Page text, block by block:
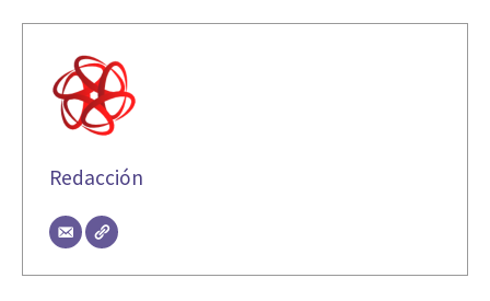
Redacción